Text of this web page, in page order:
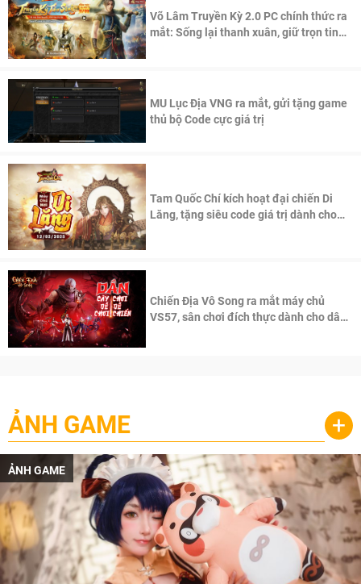
Võ Lâm Truyền Kỳ 2.0 PC chính thức ra
mắt: Sống lại thanh xuân, giữ trọn tinh
MU Lục Địa VNG ra mắt, gửi tặng game
thủ bộ Code cực giá trị
Tam Quốc Chí kích hoạt đại chiến Di
Lăng, tặng siêu code giá trị dành cho
Chiến Địa Vô Song ra mắt máy chủ
VS57, sân chơi đích thực dành cho dân
ẢNH GAME +
ẢNH GAME